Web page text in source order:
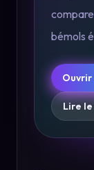
bémols
Ouvrir
Lire